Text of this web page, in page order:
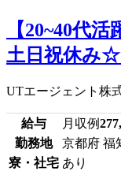
【20~40代
土日祝休み
UTエージェント株
給与 月収例
勤務地
京都府 福
寮・社宅 あり